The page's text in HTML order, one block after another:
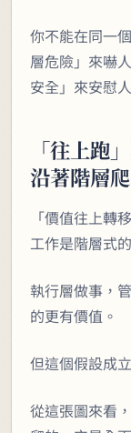
你不能在同一
層危險」來嚇
安全」來安慰
「往上跑
沿著階層爬
「價值往上轉
工作是階層式
執行層做事，
的更有價值。
但這個假設成
從這張圖來看